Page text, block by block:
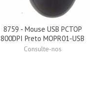
8759 - Mouse USB PCTOP
800DPI Preto MOPR01-USB
Consulte-nos